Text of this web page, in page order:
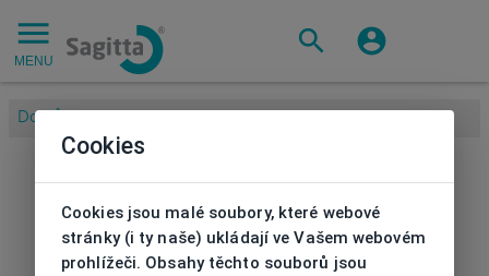
MENU
Domů
Cookies
Cookies jsou malé soubory, které webové
stránky (i ty naše) ukládají ve Vašem webovém
prohlížeči. Obsahy těchto souborů jsou